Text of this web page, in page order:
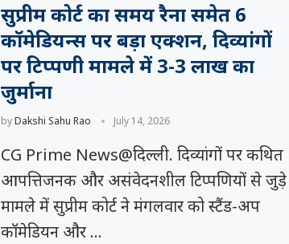
सुप्रीम कोर्ट का समय रैना समेत 6
कॉमेडियन्स पर बड़ा एक्शन, दिव्यांगों
पर टिप्पणी मामले में 3-3 लाख का
जुर्माना
byDakshi Sahu Rao July 14, 2026
CG Prime News@दिल्ली. दिव्यांगों पर कथित
आपत्तिजनक और असंवेदनशील टिप्पणियों से जुड़े
मामले में सुप्रीम कोर्ट ने मंगलवार को स्टैंड-अप
कॉमेडियन और …